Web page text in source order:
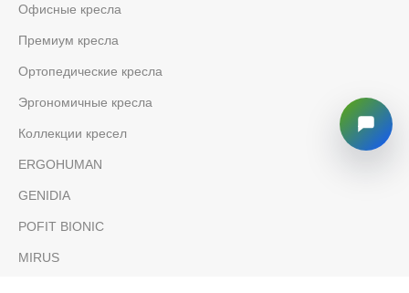
Офисные кресла
Премиум кресла
Ортопедические кресла
Эргономичные кресла
Коллекции кресел
ERGOHUMAN
GENIDIA
POFIT BIONIC
MIRUS